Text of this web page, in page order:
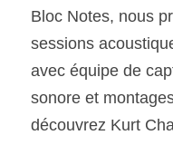
Bloc Notes, nous
sessions
avec équipe de
sonore et
découvrez Kurt